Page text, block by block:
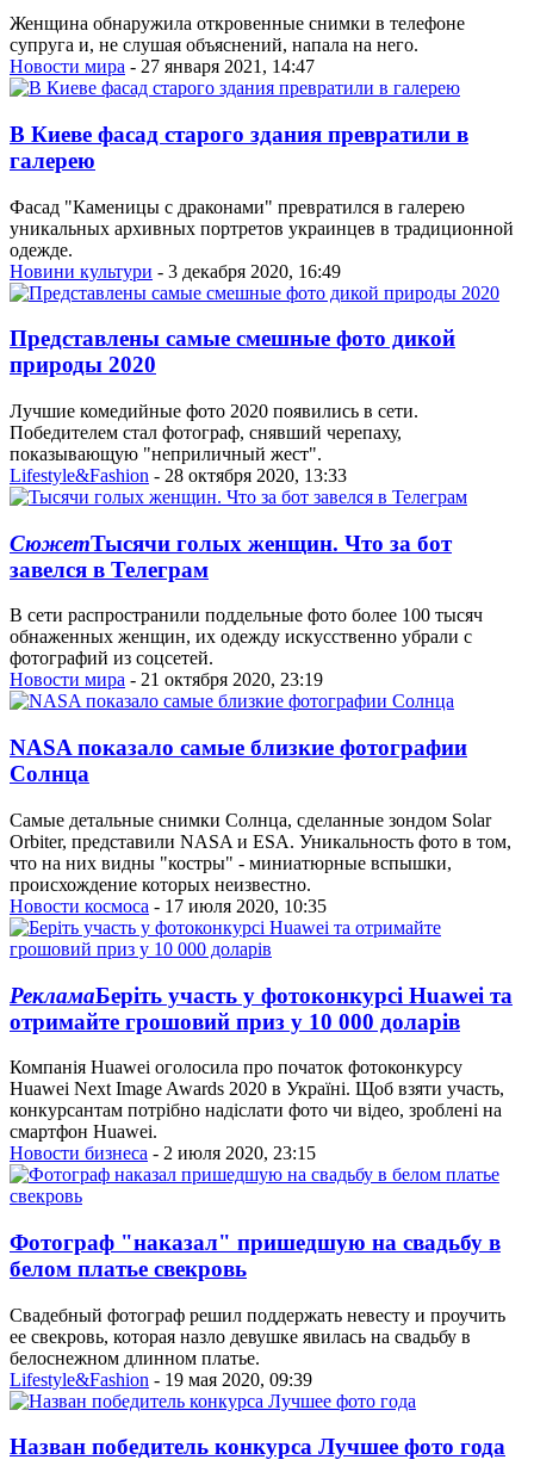
Женщина обнаружила откровенные снимки в телефоне
супруга и, не слушая объяснений, напала на него.
Новости мира - 27 января 2021, 14:47
В Киеве фасад старого здания превратили в
галерею
Фасад "Каменицы с драконами" превратился в галерею
уникальных архивных портретов украинцев в традиционной
одежде.
Новини культури - 3 декабря 2020, 16:49
Представлены самые смешные фото дикой
природы 2020
Лучшие комедийные фото 2020 появились в сети.
Победителем стал фотограф, снявший черепаху,
показывающую "неприличный жест".
Lifestyle&Fashion - 28 октября 2020, 13:33
СюжетТысячи голых женщин. Что за бот
завелся в Телеграм
В сети распространили поддельные фото более 100 тысяч
обнаженных женщин, их одежду искусственно убрали с
фотографий из соцсетей.
Новости мира - 21 октября 2020, 23:19
NASA показало самые близкие фотографии
Солнца
Самые детальные снимки Солнца, сделанные зондом Solar
Orbiter, представили NASA и ESA. Уникальность фото в том,
что на них видны "костры" - миниатюрные вспышки,
происхождение которых неизвестно.
Новости космоса - 17 июля 2020, 10:35
РекламаБеріть участь у фотоконкурсі Huawei та
отримайте грошовий приз у 10 000 доларів
Компанія Huawei оголосила про початок фотоконкурсу
Huawei Next Image Awards 2020 в Україні. Щоб взяти участь,
конкурсантам потрібно надіслати фото чи відео, зроблені на
смартфон Huawei.
Новости бизнеса - 2 июля 2020, 23:15
Фотограф "наказал" пришедшую на свадьбу в
белом платье свекровь
Свадебный фотограф решил поддержать невесту и проучить
ее свекровь, которая назло девушке явилась на свадьбу в
белоснежном длинном платье.
Lifestyle&Fashion - 19 мая 2020, 09:39
Назван победитель конкурса Лучшее фото года